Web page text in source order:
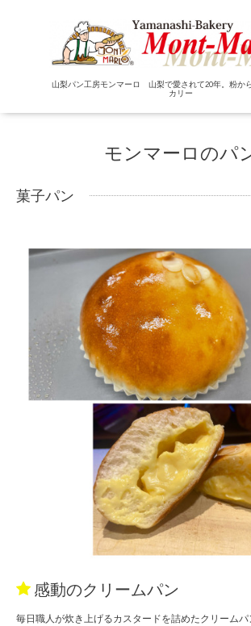
山梨パン工房モンマーロ 山梨で愛されて20年。粉か
カリー
モンマーロのパ
菓子パン
感動のクリームパン
毎日職人が炊き上げるカスタードを詰めたクリームパ